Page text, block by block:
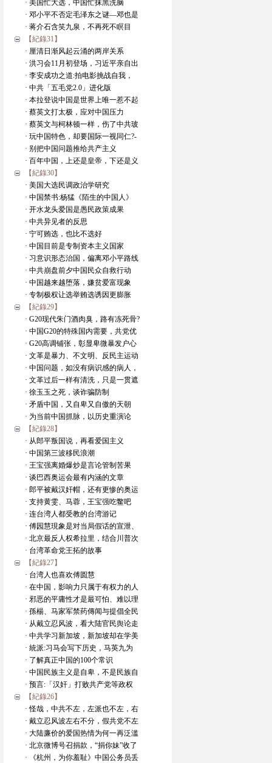
· 美国忙大选，中国忙抹黑洗脑
· 邓小平不否定毛泽东之谜—邓也是
· 蒋介石含笑九泉，不再死不瞑目
【紀錄31】
· 厘清日渐风起云涌的两岸关系
· 洪习会11月初登场，习近平亲自出
· 李安成功之道:拍电影挑战自我，
· 中共「五毛党2.0」进化版
· 本拉登说中国是世界上唯一惹不起
· 蔡英文打太极，应对中国压力
· 蔡英文与柯林顿一样，伤了中共玻
· 玩中国特色，却要国际一视同仁?-
· 别把中国问题推给共产主义
· 百年中国，上还是皇帝，下还是义
【紀錄30】
· 美国大选民调政治学研究
· 中国禁书:杨猛《陌生的中国人》
· 开水龙头爱国是愚民政策成果
· 中共异见者的反思
· 宁可贿选，也比不选好
· 中国目前是专制资本主义国家
· 习意识形态治国，偏离邓小平路线
· 中共崩盘前夕中国民众自救行动
· 中国越来越堕落，嫌贫爱富现象
· 专制极权让选举贿选诱因更膨胀
【紀錄29】
· G20现代朱门酒肉臭，路有冻死骨?
· 中国G20的特殊国内需要，共党优
· G20高调铺张，彰显卑微暴发户心
· 文革是暴力、不文明、反民主运动
· 中国问题，如没有病识感的病人，
· 文革过后一样有清洗，只是一贯遮
· 徐玉玉之死，谈诈骗防制
· 矛盾中国，又自卑又自傲的天朝
· 为当前中国抓脉，以历史重演论
【紀錄28】
· 从郎平叛国说，再看爱国主义
· 中国第三波移民浪潮
· 王宝强离婚爆炒是言论管制苦果
· 谈巴西奥运会最有内涵的文章
· 郎平被戴汉奸帽，还有更惨的奥运
· 支持黄雯、马蓉，王宝强吃鳖吧
· 连台湾人都受教的台湾游记
· 傅园慧現象是对当局假话的宣泄、
· 北京最反人权希拉里，结合川普次
· 台湾革命党王拓的故事
【紀錄27】
· 台湾人也喜欢傅圆慧
· 在中国，影响力只属于有权力的人
· 邪恶的平庸性才是最可怕、难以理
· 孫楊、马家军禁药傳闻与提倡全民
· 从戴立忍风波，看大陆官民舆论走
· 中共学习新加坡，新加坡却在学美
· 統派:习马会写下历史，马英九为
· 了解真正中国的100个常识
· 中国民族主义是自卑，不是民族自
· 预言:「汉奸」打败共产党等政权
【紀錄26】
· 怪哉，中共不左，左派也不左，右
· 戴立忍风波左右不分，假共党不左
· 大陆廉价的爱国热情为何一再泛滥
· 北京微博号召捐款，“捐你妹”收了
· 《杭州，为你羞耻》中国公务员丢